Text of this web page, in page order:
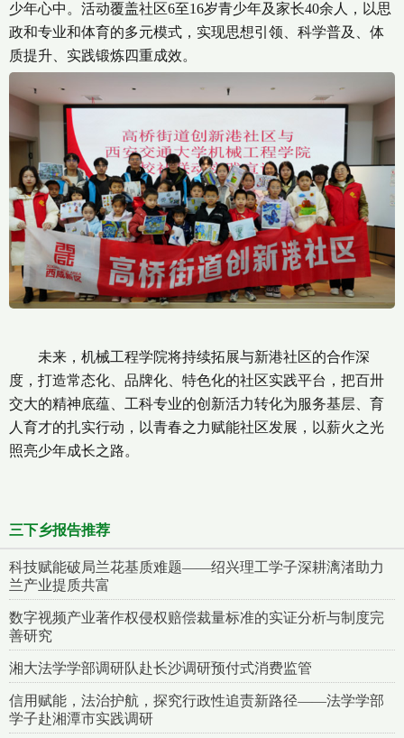
少年心中。活动覆盖社区6至16岁青少年及家长40余人，以思
政和专业和体育的多元模式，实现思想引领、科学普及、体
质提升、实践锻炼四重成效。
未来，机械工程学院将持续拓展与新港社区的合作深
度，打造常态化、品牌化、特色化的社区实践平台，把百卅
交大的精神底蕴、工科专业的创新活力转化为服务基层、育
人育才的扎实行动，以青春之力赋能社区发展，以薪火之光
照亮少年成长之路。
三下乡报告推荐
科技赋能破局兰花基质难题——绍兴理工学子深耕漓渚助力
兰产业提质共富
数字视频产业著作权侵权赔偿裁量标准的实证分析与制度完
善研究
湘大法学学部调研队赴长沙调研预付式消费监管
信用赋能，法治护航，探究行政性追责新路径——法学学部
学子赴湘潭市实践调研